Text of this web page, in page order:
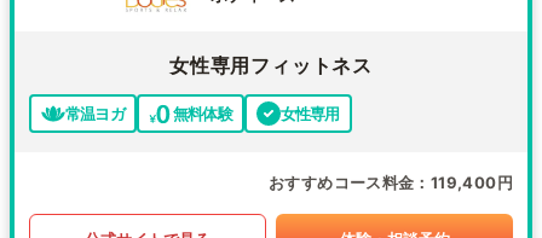
女性専用フィットネス
常温ヨガ 無料体験 女性専用
おすすめコース料金 119,400円